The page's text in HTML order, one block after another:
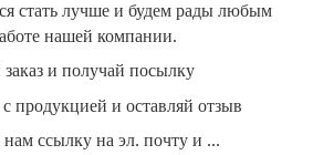
стать лучше и будем рады любым
нашей компании.
и получай посылку
продукцией и оставляй отзыв
ссылку на эл. почту и ...